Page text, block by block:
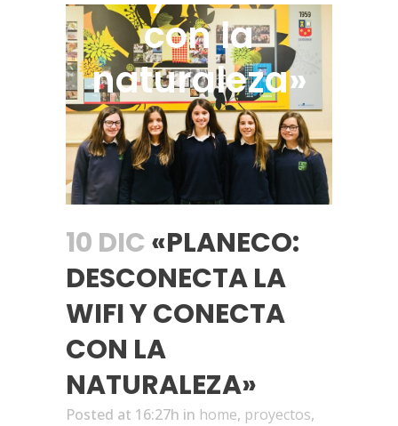
con la
naturaleza»
10 DIC «PLANECO:
DESCONECTA LA
WIFI Y CONECTA
CON LA
NATURALEZA»
Posted at 16:27h in home, proyectos,